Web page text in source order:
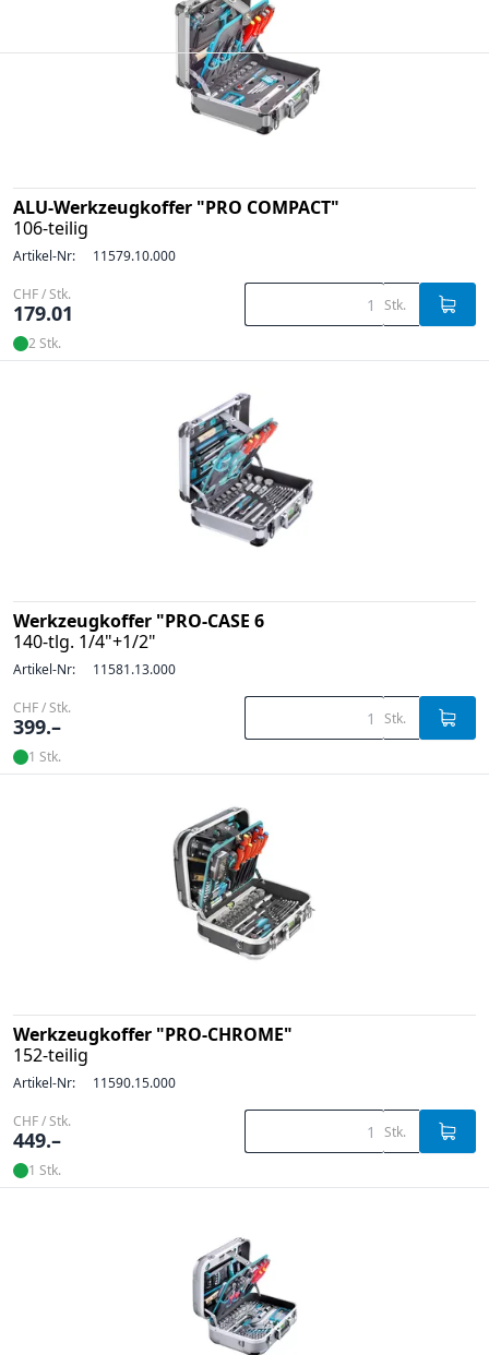
ALU-Werkzeugkoffer "PRO COMPACT"
106-teilig
Artikel-Nr: 11579.10.000
CHF / Stk.
179.01 Stk.
2 Stk.
Werkzeugkoffer "PRO-CASE 6
140-tlg. 1/4"+1/2"
Artikel-Nr: 11581.13.000
CHF / Stk.
399.– Stk.
1 Stk.
Werkzeugkoffer "PRO-CHROME"
152-teilig
Artikel-Nr: 11590.15.000
CHF / Stk.
449.– Stk.
1 Stk.